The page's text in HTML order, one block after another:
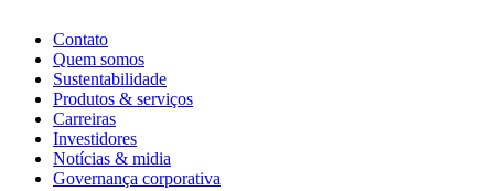
Contato
Quem somos
Sustentabilidade
Produtos & serviços
Carreiras
Investidores
Notícias & midia
Governança corporativa